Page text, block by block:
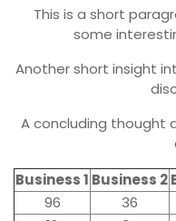
This is a short
some
Another short insight
A concluding thought
Business 1 Business 2
96
36